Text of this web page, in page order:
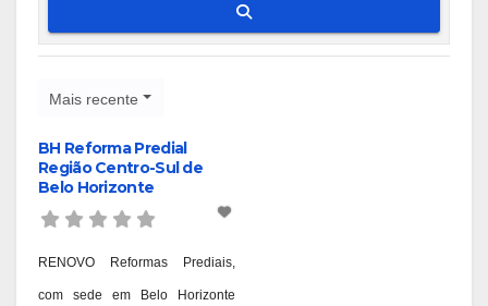
Mais recente
BH Reforma Predial
Região Centro-Sul de
Belo Horizonte
RENOVO Reformas Prediais,
com sede em Belo Horizonte